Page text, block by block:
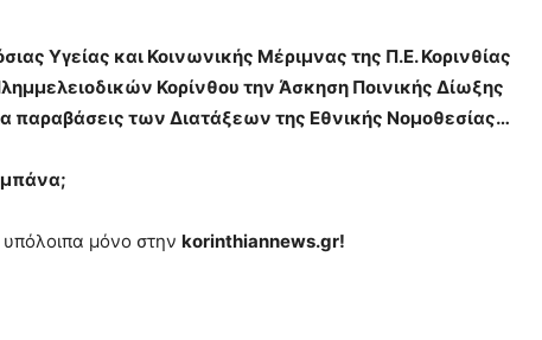
Υγείας και Κοινωνικής Μέριμνας της Π.Ε. Κορινθίας
Κορίνθου την Άσκηση Ποινικής Δίωξης
παραβάσεις των Διατάξεων της Εθνικής Νομοθεσίας…
μόνο στην korinthiannews.gr!